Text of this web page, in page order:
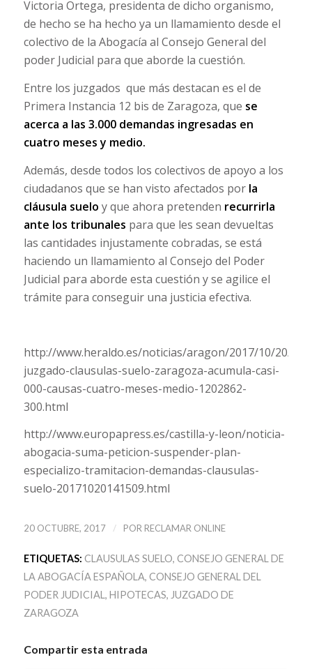
Victoria Ortega, presidenta de dicho organismo,
de hecho se ha hecho ya un llamamiento desde el
colectivo de la Abogacía al Consejo General del
poder Judicial para que aborde la cuestión.
Entre los juzgados que más destacan es el de
Primera Instancia 12 bis de Zaragoza, que se
acerca a las 3.000 demandas ingresadas en
cuatro meses y medio.
Además, desde todos los colectivos de apoyo a los
ciudadanos que se han visto afectados por la
cláusula suelo y que ahora pretenden recurrirla
ante los tribunales para que les sean devueltas
las cantidades injustamente cobradas, se está
haciendo un llamamiento al Consejo del Poder
Judicial para aborde esta cuestión y se agilice el
trámite para conseguir una justicia efectiva.
http://www.heraldo.es/noticias/aragon/2017/10/20/el-
juzgado-clausulas-suelo-zaragoza-acumula-casi-
000-causas-cuatro-meses-medio-1202862-
300.html
http://www.europapress.es/castilla-y-leon/noticia-
abogacia-suma-peticion-suspender-plan-
especializo-tramitacion-demandas-clausulas-
suelo-20171020141509.html
20 OCTUBRE, 2017 / POR RECLAMAR ONLINE
ETIQUETAS: CLAUSULAS SUELO, CONSEJO GENERAL DE
LA ABOGACÍA ESPAÑOLA, CONSEJO GENERAL DEL
PODER JUDICIAL, HIPOTECAS, JUZGADO DE
ZARAGOZA
Compartir esta entrada